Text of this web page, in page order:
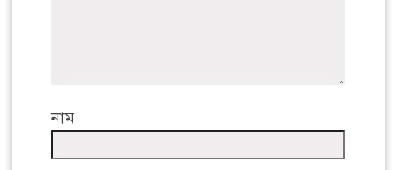
নাম